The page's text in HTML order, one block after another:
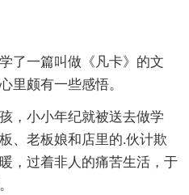
了一篇叫做《凡卡》的文
里颇有一些感悟。
，小小年纪就被送去做学
、老板娘和店里的.伙计欺
，过着非人的痛苦生活，于